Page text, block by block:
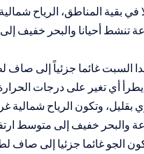
في بقية المناطق، الرياح
تنشط أحيانا والبحر خفيف
السبت غائما جزئياً إلى
يطرأ أي تغير على درجات
بقليل، وتكون الرياح شمالية
والبحر خفيف إلى متوسط
الجو غائما جزئيا إلى صاف